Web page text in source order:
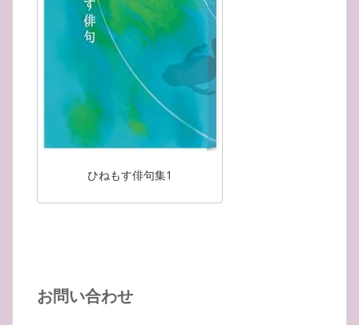
ひねもす俳句集1
お問い合わせ